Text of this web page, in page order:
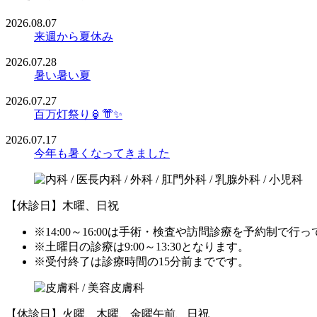
2026.08.07
来週から夏休み
2026.07.28
暑い暑い夏
2026.07.27
百万灯祭り🏮👘✨
2026.07.17
今年も暑くなってきました
【休診日】木曜、日祝
※14:00～16:00は手術・検査や訪問診療を予約制で行っ
※土曜日の診療は9:00～13:30となります。
※受付終了は診療時間の15分前までです。
【休診日】火曜、木曜、金曜午前、日祝